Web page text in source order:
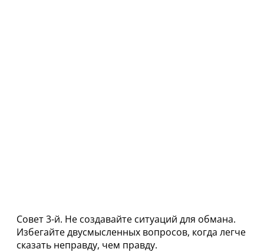
Совет 3-й. Не создавайте ситуаций для обмана.
Избегайте двусмысленных вопросов, когда легче
сказать неправду, чем правду.